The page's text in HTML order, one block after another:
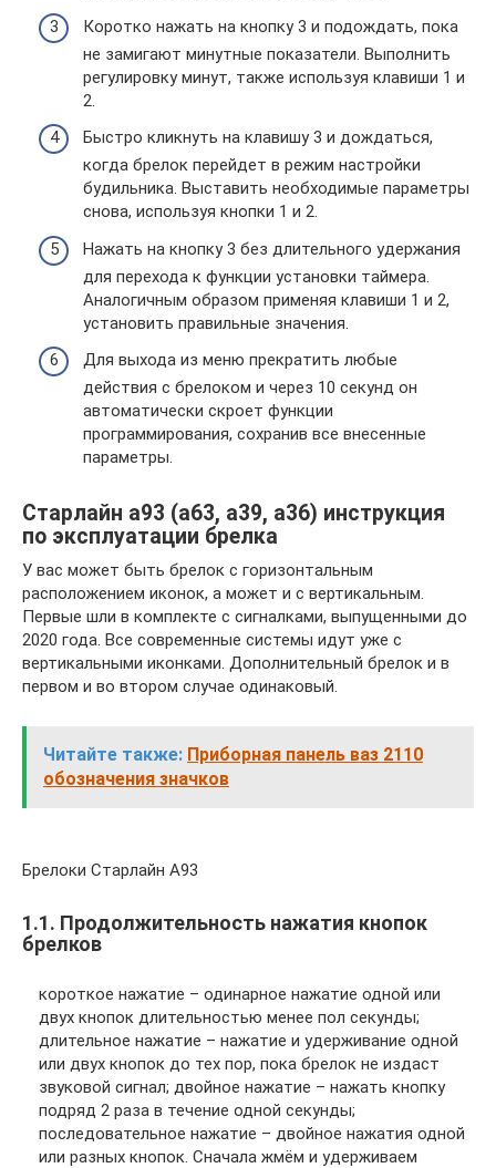
Коротко нажать на кнопку 3 и подождать, пока
не замигают минутные показатели. Выполнить
регулировку минут, также используя клавиши 1 и
2.
Быстро кликнуть на клавишу 3 и дождаться,
когда брелок перейдет в режим настройки
будильника. Выставить необходимые параметры
снова, используя кнопки 1 и 2.
Нажать на кнопку 3 без длительного удержания
для перехода к функции установки таймера.
Аналогичным образом применяя клавиши 1 и 2,
установить правильные значения.
Для выхода из меню прекратить любые
действия с брелоком и через 10 секунд он
автоматически скроет функции
программирования, сохранив все внесенные
параметры.
Старлайн а93 (a63, a39, a36) инструкция
по эксплуатации брелка
У вас может быть брелок с горизонтальным
расположением иконок, а может и с вертикальным.
Первые шли в комплекте с сигналками, выпущенными до
2020 года. Все современные системы идут уже с
вертикальными иконками. Дополнительный брелок и в
первом и во втором случае одинаковый.
Читайте также: Приборная панель ваз 2110
обозначения значков
Брелоки Старлайн А93
1.1. Продолжительность нажатия кнопок
брелков
короткое нажатие – одинарное нажатие одной или
двух кнопок длительностью менее пол секунды;
длительное нажатие – нажатие и удерживание одной
или двух кнопок до тех пор, пока брелок не издаст
звуковой сигнал; двойное нажатие – нажать кнопку
подряд 2 раза в течение одной секунды;
последовательное нажатие – двойное нажатия одной
или разных кнопок. Сначала жмём и удерживаем